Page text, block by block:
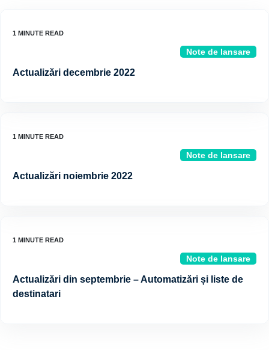
Note de lansare
Actualizări decembrie 2022
Note de lansare
Actualizări noiembrie 2022
Note de lansare
Actualizări din septembrie – Automatizări și liste de
destinatari